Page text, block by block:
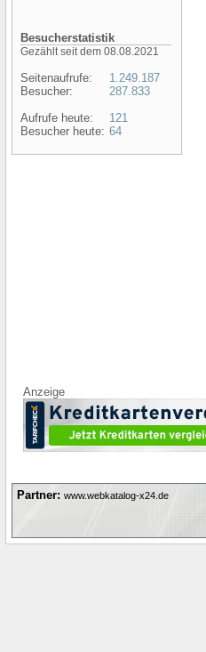
Besucherstatistik
Gezählt seit dem 08.08.2021
Seitenaufrufe:
Besucher:
Aufrufe heute:
Besucher heute:
1.249.187
287.833
121
64
Anzeige
Partner: www.webkatalog-x24.de